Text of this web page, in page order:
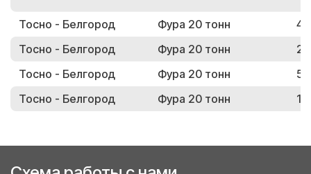
Тосно - Белгород Фура 20 тонн
Тосно - Белгород
Фура 20 тонн
Тосно - Белгород
Фура 20 тонн
Тосно - Белгород
Фура 20 тонн